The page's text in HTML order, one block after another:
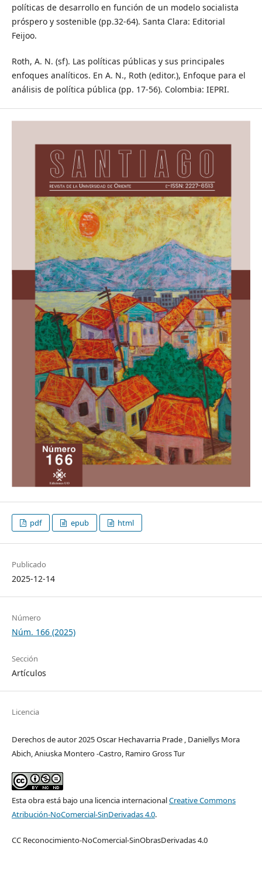
políticas de desarrollo en función de un modelo socialista
próspero y sostenible (pp.32-64). Santa Clara: Editorial
Feijoo.
Roth, A. N. (sf). Las políticas públicas y sus principales
enfoques analíticos. En A. N., Roth (editor.), Enfoque para el
análisis de política pública (pp. 17-56). Colombia: IEPRI.
pdf epub html
Publicado
2025-12-14
Número
Núm. 166 (2025)
Sección
Artículos
Licencia
Derechos de autor 2025 Oscar Hechavarria Prade , Daniellys Mora
Abich, Aniuska Montero -Castro, Ramiro Gross Tur
Esta obra está bajo una licencia internacionalCreative Commons
Atribución-NoComercial-SinDerivadas 4.0.
CC Reconocimiento-NoComercial-SinObrasDerivadas 4.0